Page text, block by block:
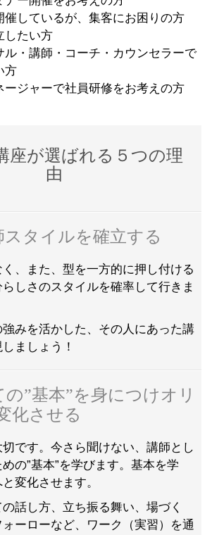
しているが、集客にお困りの方
たい方
・講師・コーチ・カウンセラーで
方
ジャーで社員研修をお考えの方
座が選ばれる５つの理
由
スタイルを確立する
、また、型を一方的に押し付ける
しさのスタイルを確率して行きま
みを活かした、その人にあった講
ましょう！
”基本”を身につけオリ
化させる
です。今さら聞けない、講師とし
の”基本”を学びます。基本を学
変化させます。
話し方、立ち振る舞い、場づく
ーローなど、ワーク（実習）を通